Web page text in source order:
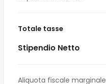
Totale tasse
Stipendio Netto
Aliquota fiscale marginale